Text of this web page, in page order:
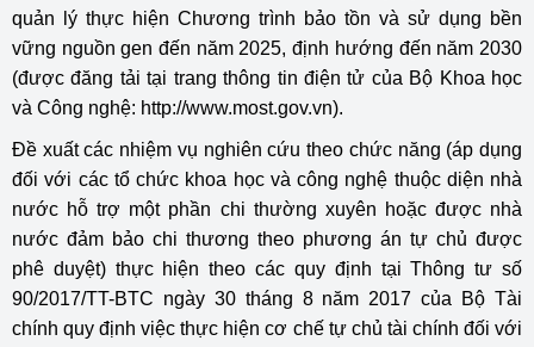
quản lý thực hiện Chương trình bảo tồn và sử dụng bền
vững nguồn gen đến năm 2025, định hướng đến năm 2030
(được đăng tải tại trang thông tin điện tử của Bộ Khoa học
và Công nghệ: http://www.most.gov.vn).
Đề xuất các nhiệm vụ nghiên cứu theo chức năng (áp dụng
đối với các tổ chức khoa học và công nghệ thuộc diện nhà
nước hỗ trợ một phần chi thường xuyên hoặc được nhà
nước đảm bảo chi thương theo phương án tự chủ được
phê duyệt) thực hiện theo các quy định tại Thông tư số
90/2017/TT-BTC ngày 30 tháng 8 năm 2017 của Bộ Tài
chính quy định việc thực hiện cơ chế tự chủ tài chính đối với